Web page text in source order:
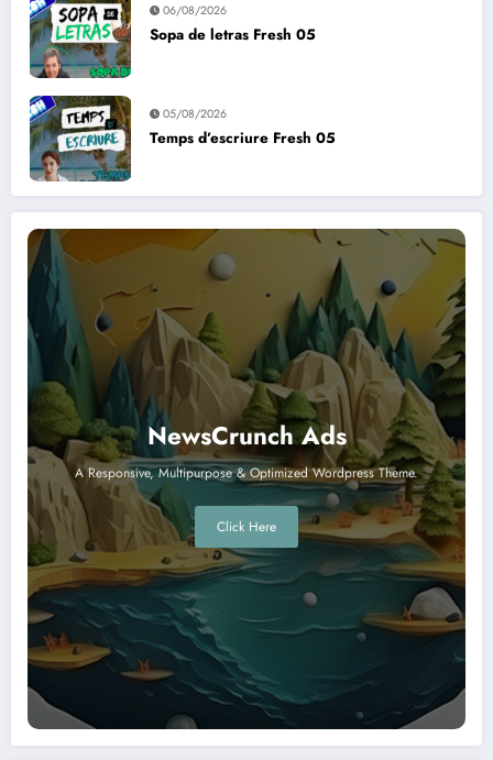
06/08/2026
Sopa de letras Fresh 05
05/08/2026
Temps d’escriure Fresh 05
NewsCrunch Ads
A Responsive, Multipurpose & Optimized Wordpress Theme.
Click Here